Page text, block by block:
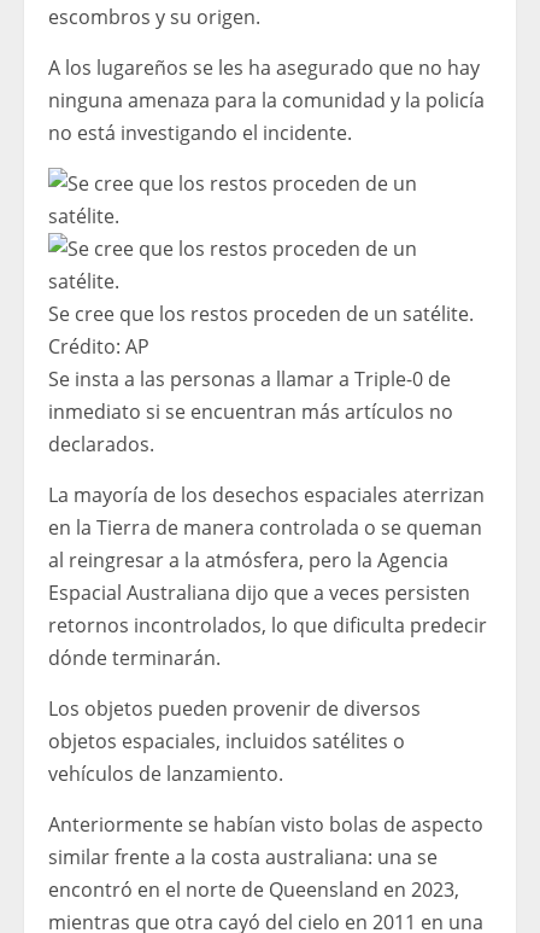
escombros y su origen.
A los lugareños se les ha asegurado que no hay
ninguna amenaza para la comunidad y la policía
no está investigando el incidente.
Se cree que los restos proceden de un satélite.
Crédito: AP
Se insta a las personas a llamar a Triple-0 de
inmediato si se encuentran más artículos no
declarados.
La mayoría de los desechos espaciales aterrizan
en la Tierra de manera controlada o se queman
al reingresar a la atmósfera, pero la Agencia
Espacial Australiana dijo que a veces persisten
retornos incontrolados, lo que dificulta predecir
dónde terminarán.
Los objetos pueden provenir de diversos
objetos espaciales, incluidos satélites o
vehículos de lanzamiento.
Anteriormente se habían visto bolas de aspecto
similar frente a la costa australiana: una se
encontró en el norte de Queensland en 2023,
mientras que otra cayó del cielo en 2011 en una